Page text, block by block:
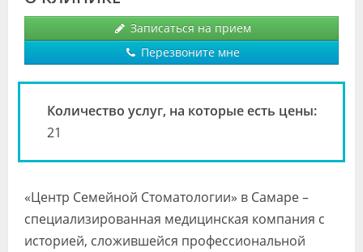
Видео
Клиники
Специалисты
Лаборатории
Записаться на прием
Перезвоните мне
Количество услуг, на которые есть цены:
21
«Центр Семейной Стоматологии» в Самаре –
специализированная медицинская компания с
историей, сложившейся профессиональной